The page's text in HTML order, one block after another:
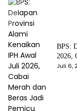
BPS:
2026,
Juli 6,